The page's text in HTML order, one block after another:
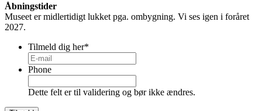
Åbningstider
Museet er midlertidigt lukket pga. ombygning. Vi ses igen i foråret
2027.
Tilmeld dig her*
Phone
Dette felt er til validering og bør ikke ændres.